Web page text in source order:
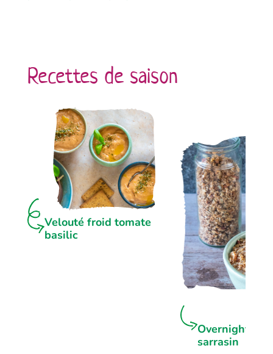
Recettes de saison
Velouté froid tomate
basilic
Overnight
sarrasin